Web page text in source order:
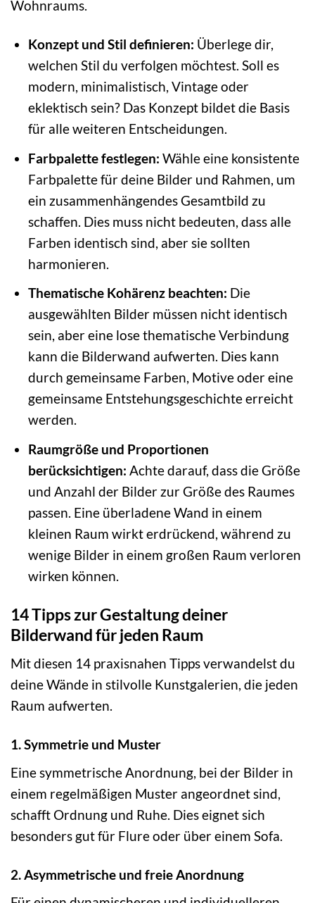
Wohnraums.
Konzept und Stil definieren: Überlege dir,
welchen Stil du verfolgen möchtest. Soll es
modern, minimalistisch, Vintage oder
eklektisch sein? Das Konzept bildet die Basis
für alle weiteren Entscheidungen.
Farbpalette festlegen: Wähle eine konsistente
Farbpalette für deine Bilder und Rahmen, um
ein zusammenhängendes Gesamtbild zu
schaffen. Dies muss nicht bedeuten, dass alle
Farben identisch sind, aber sie sollten
harmonieren.
Thematische Kohärenz beachten: Die
ausgewählten Bilder müssen nicht identisch
sein, aber eine lose thematische Verbindung
kann die Bilderwand aufwerten. Dies kann
durch gemeinsame Farben, Motive oder eine
gemeinsame Entstehungsgeschichte erreicht
werden.
Raumgröße und Proportionen
berücksichtigen: Achte darauf, dass die Größe
und Anzahl der Bilder zur Größe des Raumes
passen. Eine überladene Wand in einem
kleinen Raum wirkt erdrückend, während zu
wenige Bilder in einem großen Raum verloren
wirken können.
14 Tipps zur Gestaltung deiner
Bilderwand für jeden Raum
Mit diesen 14 praxisnahen Tipps verwandelst du
deine Wände in stilvolle Kunstgalerien, die jeden
Raum aufwerten.
1. Symmetrie und Muster
Eine symmetrische Anordnung, bei der Bilder in
einem regelmäßigen Muster angeordnet sind,
schafft Ordnung und Ruhe. Dies eignet sich
besonders gut für Flure oder über einem Sofa.
2. Asymmetrische und freie Anordnung